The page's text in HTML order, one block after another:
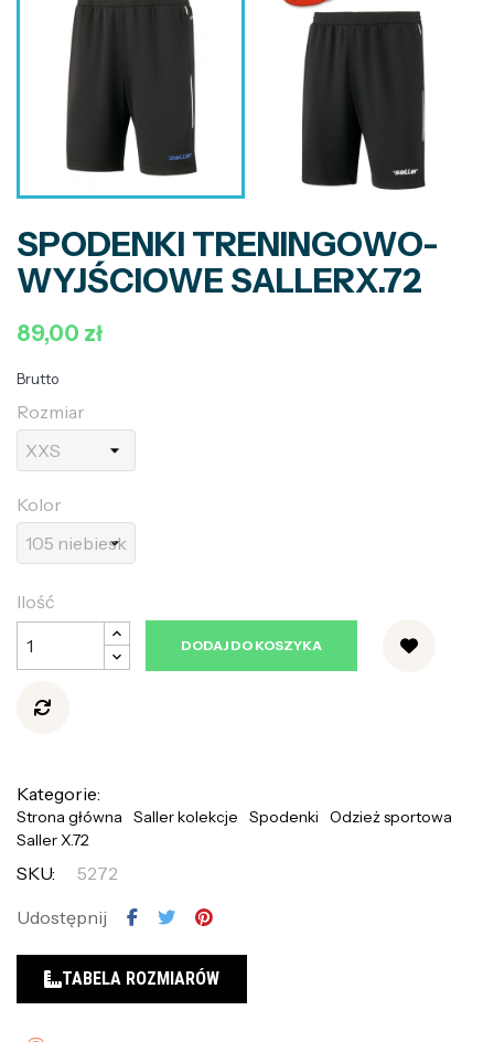
SPODENKI TRENINGOWO-
WYJŚCIOWE SALLERX.72
89,00 zł
Brutto
Rozmiar
Kolor
Ilość
DODAJ DO KOSZYKA
Kategorie:
Strona główna Saller kolekcje Spodenki
Odzież sportowa
Saller X.72
SKU:
5272
Udostępnij
TABELA ROZMIARÓW